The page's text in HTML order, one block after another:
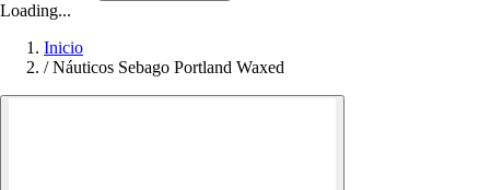
Loading...
Inicio
/ Náuticos Sebago Portland Waxed